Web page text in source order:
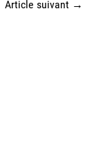
Article suivant →